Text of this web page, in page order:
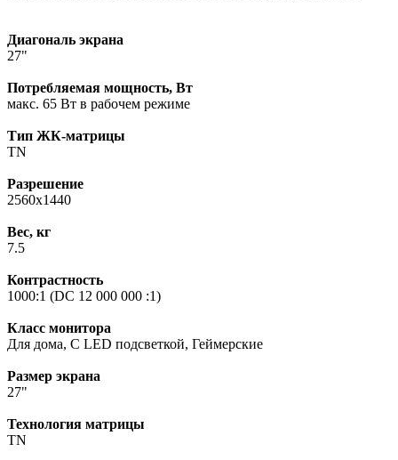
Диагональ экрана
27"
Потребляемая мощность, Вт
макс. 65 Вт в рабочем режиме
Тип ЖК-матрицы
TN
Разрешение
2560x1440
Вес, кг
7.5
Контрастность
1000:1 (DC 12 000 000 :1)
Класс монитора
Для дома, С LED подсветкой, Геймерские
Размер экрана
27"
Технология матрицы
TN